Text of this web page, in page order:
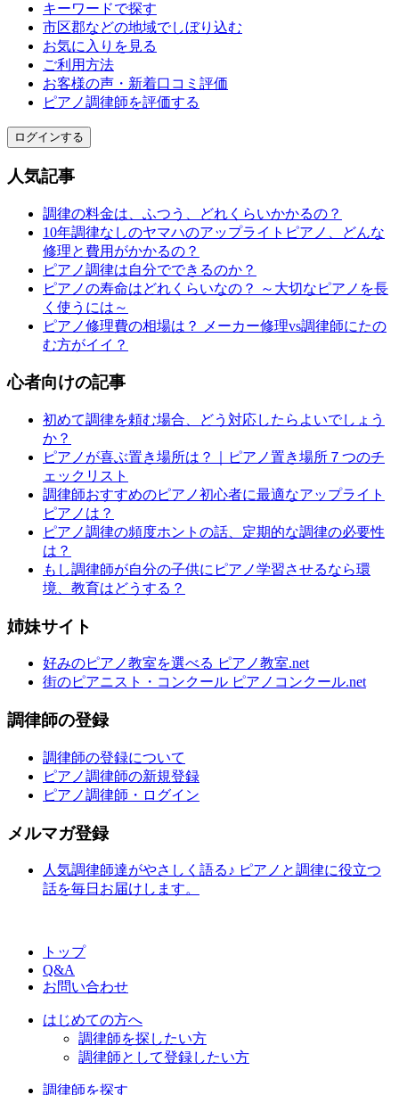
キーワードで探す
市区郡などの地域でしぼり込む
お気に入りを見る
ご利用方法
お客様の声・新着口コミ評価
ピアノ調律師を評価する
ログインする
人気記事
調律の料金は、ふつう、どれくらいかかるの？
10年調律なしのヤマハのアップライトピアノ、どんな
修理と費用がかかるの？
ピアノ調律は自分でできるのか？
ピアノの寿命はどれくらいなの？ ～大切なピアノを長
く使うには～
ピアノ修理費の相場は？ メーカー修理vs調律師にたの
む方がイイ？
心者向けの記事
初めて調律を頼む場合、どう対応したらよいでしょう
か？
ピアノが喜ぶ置き場所は？｜ピアノ置き場所７つのチ
ェックリスト
調律師おすすめのピアノ初心者に最適なアップライト
ピアノは？
ピアノ調律の頻度ホントの話、定期的な調律の必要性
は？
もし調律師が自分の子供にピアノ学習させるなら環
境、教育はどうする？
姉妹サイト
好みのピアノ教室を選べる ピアノ教室.net
街のピアニスト・コンクール ピアノコンクール.net
調律師の登録
調律師の登録について
ピアノ調律師の新規登録
ピアノ調律師・ログイン
メルマガ登録
人気調律師達がやさしく語る♪ ピアノと調律に役立つ
話を毎日お届けします。
トップ
Q&A
お問い合わせ
はじめての方へ
調律師を探したい方
調律師として登録したい方
調律師を探す